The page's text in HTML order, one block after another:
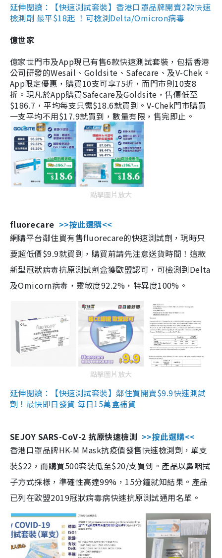
延伸閱讀：【快速測試套裝】香港口罩品牌開賣2款快速
檢測劑 最平$18起 ！可檢測Delta/Omicron病毒
億世家
億家世門市及App現已有售6款快速測試套裝，包括香港
公司研發的Wesail、Goldsite、Safecare、及V-Chek。
App限定優惠，購買10支可享75折，而門市則10支8
折。現凡於App購買Safecare及Goldsite，售價低至
$186.7，平均每支只需$18.6就買到。V-Chek門市購買
一支平均不用$17.9就買到，數量有限，售完即止。
點擊圖片放大
fluorecare >>按此選購<<
網購平台鄰住買有售fluorecare的快速測試劑，現時只
要超低價$9.9就買到，購買前請先注意送貨時間！這款
新型冠狀病毒抗原測試劑盒獲歐盟認可，可檢測到Delta
及Omicorn病毒，靈敏度92.2%，特異度100%。
點擊圖片放大
延伸閱讀：【快速測試套裝】鄰住買開賣$9.9快速測試
劑！最快即日發貨 每日15萬盒補貨
SEJOY SARS-CoV-2 抗原快速檢測 >>按此選購<<
香港口罩品牌HK-M Mask抗疫價發售快速檢測劑，單支
裝$22，而購買500套裝低至$20/支買到。產品以鼻咽拭
子方式採樣，準確性高達99%，15分鐘就知結果。產品
已列在歐盟2019冠狀病毒病快速抗原測試通用名單。